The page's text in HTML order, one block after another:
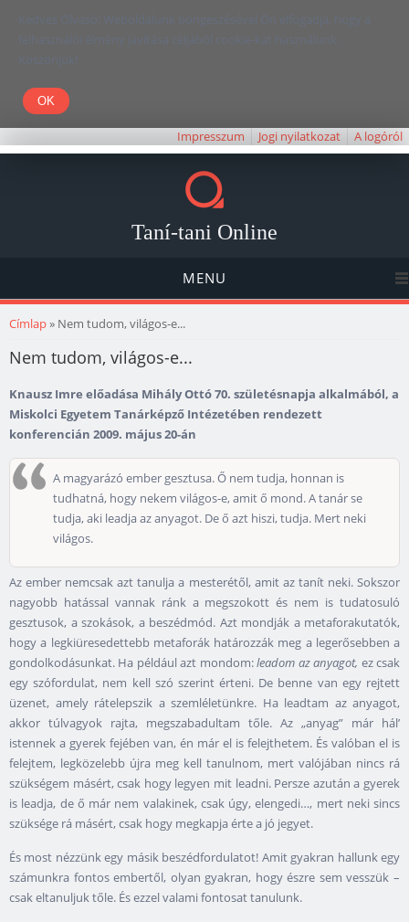
Kedves Olvasó! Weboldalunk böngészésével Ön elfogadja, hogy a
felhasználói élmény javítása céljából cookie-kat használunk.
Köszönjük!
Impresszum Jogi nyilatkozat A logóról
Taní-tani Online
MENU
Jelenlegi hely
Címlap» Nem tudom, világos-e...
Nem tudom, világos-e...
Knausz Imre előadása Mihály Ottó 70. születésnapja alkalmából, a
Miskolci Egyetem Tanárképző Intézetében rendezett
konferencián 2009. május 20-án
A magyarázó ember gesztusa. Ő nem tudja, honnan is
tudhatná, hogy nekem világos-e, amit ő mond. A tanár se
tudja, aki leadja az anyagot. De ő azt hiszi, tudja. Mert neki
világos.
Az ember nemcsak azt tanulja a mesterétől, amit az tanít neki. Sokszor
nagyobb hatással vannak ránk a megszokott és nem is tudatosuló
gesztusok, a szokások, a beszédmód. Azt mondják a metaforakutatók,
hogy a legkiüresedettebb metaforák határozzák meg a legerősebben a
gondolkodásunkat. Ha például azt mondom:leadom az anyagot, ez csak
egy szófordulat, nem kell szó szerint érteni. De benne van egy rejtett
üzenet, amely rátelepszik a szemléletünkre. Ha leadtam az anyagot,
akkor túlvagyok rajta, megszabadultam tőle. Az „anyag” már hál’
istennek a gyerek fejében van, én már el is felejthetem. És valóban el is
felejtem, legközelebb újra meg kell tanulnom, mert valójában nincs rá
szükségem másért, csak hogy legyen mit leadni. Persze azután a gyerek
is leadja, de ő már nem valakinek, csak úgy, elengedi…, mert neki sincs
szüksége rá másért, csak hogy megkapja érte a jó jegyet.
És most nézzünk egy másik beszédfordulatot! Amit gyakran hallunk egy
számunkra fontos embertől, olyan gyakran, hogy észre sem vesszük –
csak eltanuljuk tőle. És ezzel valami fontosat tanulunk.